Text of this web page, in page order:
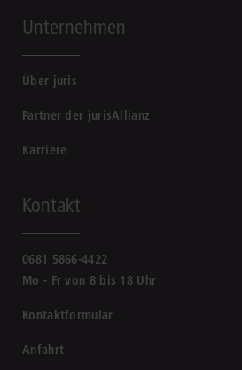
Unternehmen
Über juris
Partner der jurisAllianz
Karriere
Kontakt
0681 5866-4422
Mo - Fr von 8 bis 18 Uhr
Kontaktformular
Anfahrt